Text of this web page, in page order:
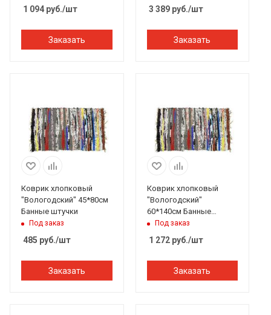
1 094 руб./шт
Заказать
3 389руб./шт
Заказать
Коврик хлопковый
"Вологодский" 45*80см
Банные штучки
Под заказ
485 руб./шт
Заказать
Коврик хлопковый
"Вологодский"
60*140см Банные
штучки
Под заказ
1 272руб./шт
Заказать